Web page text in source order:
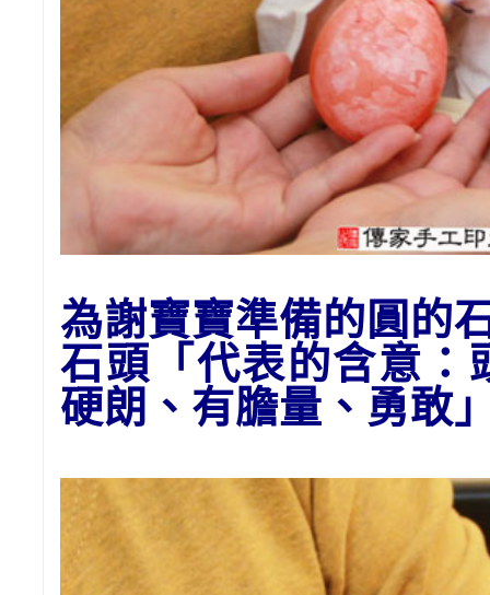
為謝寶寶準備的 圓的
石頭 「代表的含意
硬朗、有膽量、勇敢